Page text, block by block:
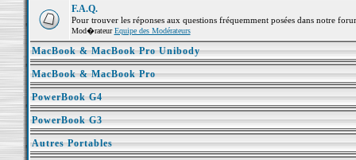
F.A.Q.
Pour trouver les réponses aux questions fréquemment posées dans notre
Mod�rateurEquipe des Modérateurs
MacBook & MacBook Pro Unibody
MacBook & MacBook Pro
PowerBook G4
PowerBook G3
Autres Portables